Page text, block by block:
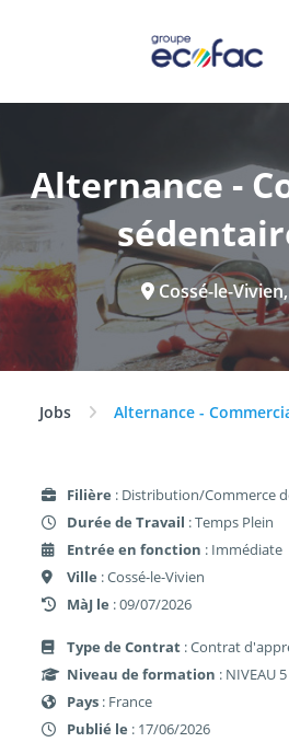
Alternance -
Cossé-le-
Jobs Alternance -
Filière : Distribution/Commerce
Durée de Travail : Temps Plein
Entrée en fonction : Immédiate
Ville : Cossé-le-Vivien
MàJ le : 09/07/2026
Type de Contrat : Contrat
Niveau de formation : NIVEAU
Pays : France
Publié le : 17/06/2026